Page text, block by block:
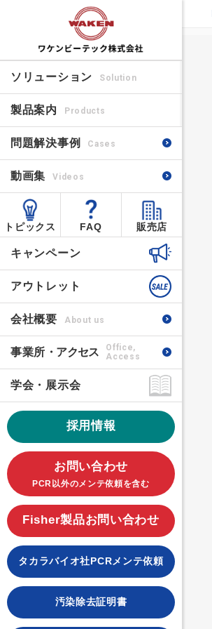
ソリューション Solution
製品案内 Products
問題解決事例 Cases
動画集 Videos
トピックス FAQ 販売店
キャンペーン
アウトレット
会社概要 About us
事業所 ・アクセス
Office,
Access
学会・展示会
採用情報
お問い合わせ
PCR以外のメンテ依頼を含む
Fisher製品お問い合わせ
タカラバイオ社PCRメンテ依頼
汚染除去証明書